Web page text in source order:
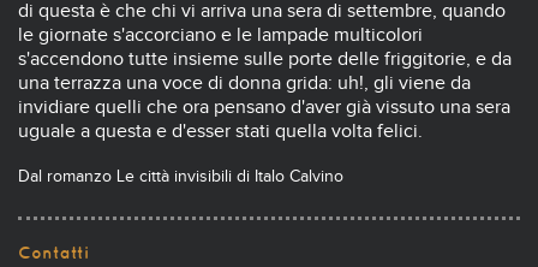
di questa è che chi vi arriva una sera di settembre, quando
le giornate s'accorciano e le lampade multicolori
s'accendono tutte insieme sulle porte delle friggitorie, e da
una terrazza una voce di donna grida: uh!, gli viene da
invidiare quelli che ora pensano d'aver già vissuto una sera
uguale a questa e d'esser stati quella volta felici.
Dal romanzo Le città invisibili di Italo Calvino
Contatti